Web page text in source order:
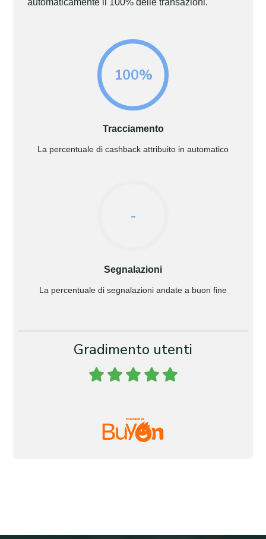
automaticamente il 100% delle transazioni.
100%
Tracciamento
La percentuale di cashback attribuito in automatico
-
Segnalazioni
La percentuale di segnalazioni andate a buon fine
Gradimento utenti